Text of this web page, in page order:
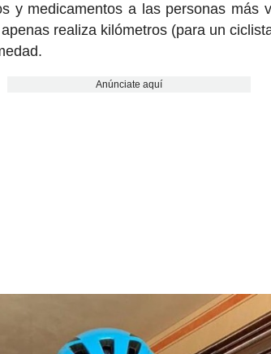
y medicamentos a las personas más
realiza kilómetros (para un
Anúnciate aquí